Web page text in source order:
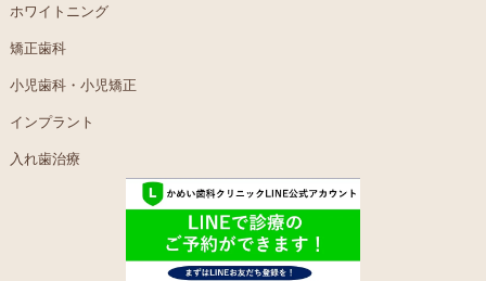
ホワイトニング
矯正歯科
小児歯科・小児矯正
インプラント
入れ歯治療